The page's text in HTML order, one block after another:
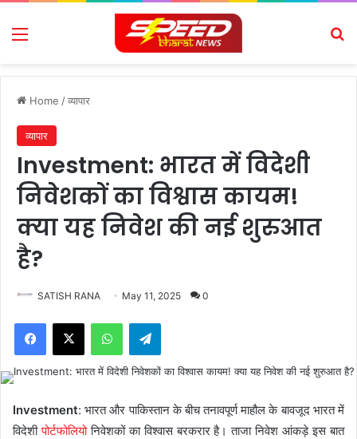
Menu
Home /व्यापार
व्यापार
Investment: भारत में विदेशी
निवेशकों का विश्वास कायम!
क्या यह निवेश की नई शुरुआत
है?
SATISH RANA May 11, 2025 0
Facebook
X WhatsAppTelegram
Investment: भारत और पाकिस्तान के बीच तनावपूर्ण माहौल के बावजूद भारत में
विदेशीपोर्टफोलियोनिवेशकों का विश्वास बरकरार है। ताजा निवेश आंकड़े इस बात